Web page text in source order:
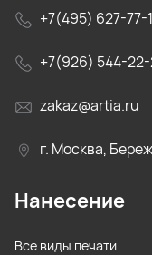
+7(495) 627-77-
+7(926) 544-
zakaz@artia.ru
г. Москва,
Нанесение
Все виды печати